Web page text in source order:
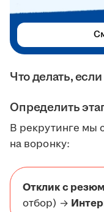
Что делать,
Определить
В рекрутинге мы
на воронку:
Отклик с
отбор) →